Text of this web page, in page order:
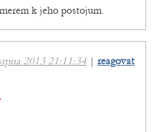
k jeho postojum.
2013 21:11:34 | reagovat